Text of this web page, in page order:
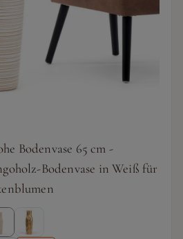
Bodenvase 65 cm -
Bodenvase in Weiß für